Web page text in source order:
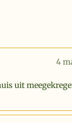
4
uit